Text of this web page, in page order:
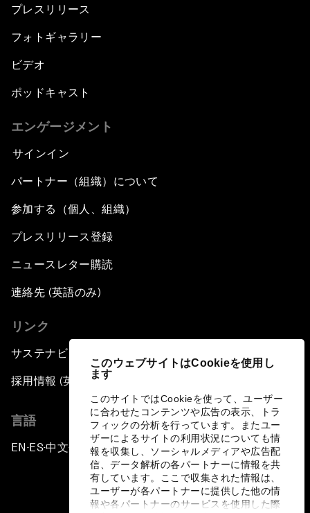
このウェブサイトはCookieを使用し
ます
このサイトではCookieを使って、ユーザー
に合わせたコンテンツや広告の表示、トラ
フィックの分析を行っています。またユー
ザーによるサイトの利用状況についても情
報を収集し、ソーシャルメディアや広告配
信、データ解析の各パートナーに情報を共
有しています。ここで収集された情報は、
ユーザーが各パートナーに提供した他の情
報や各パートナーのサービスを使用した際
プレスリリース
フォトギャラリー
ビデオ
ポッドキャスト
エンゲージメント
サインイン
パートナー（組織）について
参加する（個人、組織）
プレスリリース登録
ニュースレター購読
連絡先 (英語のみ)
リンク
サステナビリティへの取り組み
採用情報 (英語のみ)
言語
EN ▪ ES▪中文▪ 日本語